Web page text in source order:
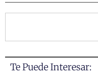
Te Puede Interesar: